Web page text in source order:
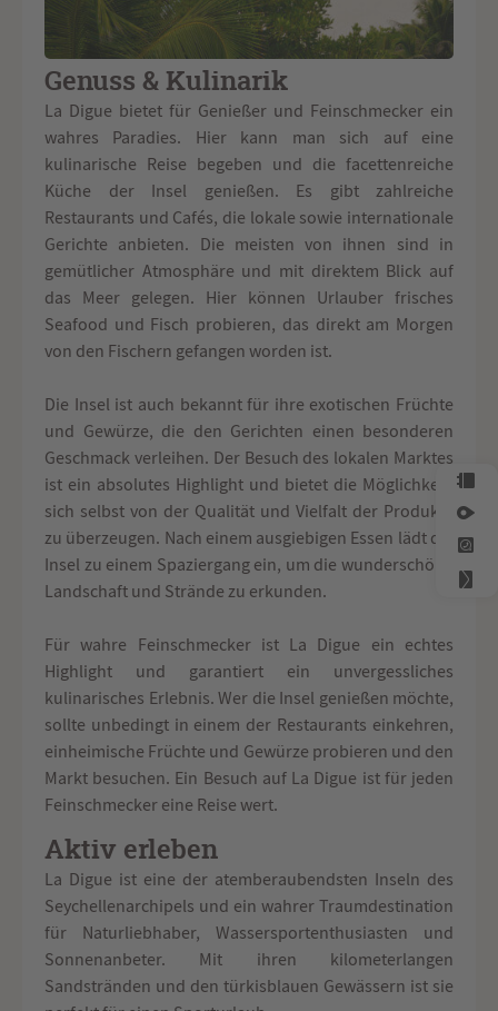
Genuss & Kulinarik
La Digue bietet für Genießer und Feinschmecker ein
wahres Paradies. Hier kann man sich auf eine
kulinarische Reise begeben und die facettenreiche
Küche der Insel genießen. Es gibt zahlreiche
Restaurants und Cafés, die lokale sowie internationale
Gerichte anbieten. Die meisten von ihnen sind in
gemütlicher Atmosphäre und mit direktem Blick auf
das Meer gelegen. Hier können Urlauber frisches
Seafood und Fisch probieren, das direkt am Morgen
von den Fischern gefangen worden ist.
Die Insel ist auch bekannt für ihre exotischen Früchte
und Gewürze, die den Gerichten einen besonderen
Geschmack verleihen. Der Besuch des lokalen Marktes
ist ein absolutes Highlight und bietet die Möglichkeit,
sich selbst von der Qualität und Vielfalt der Produkte
zu überzeugen. Nach einem ausgiebigen Essen lädt die
Insel zu einem Spaziergang ein, um die wunderschöne
Landschaft und Strände zu erkunden.
Für wahre Feinschmecker ist La Digue ein echtes
Highlight und garantiert ein unvergessliches
kulinarisches Erlebnis. Wer die Insel genießen möchte,
sollte unbedingt in einem der Restaurants einkehren,
einheimische Früchte und Gewürze probieren und den
Markt besuchen. Ein Besuch auf La Digue ist für jeden
Feinschmecker eine Reise wert.
Aktiv erleben
La Digue ist eine der atemberaubendsten Inseln des
Seychellenarchipels und ein wahrer Traumdestination
für Naturliebhaber, Wassersportenthusiasten und
Sonnenanbeter. Mit ihren kilometerlangen
Sandstränden und den türkisblauen Gewässern ist sie